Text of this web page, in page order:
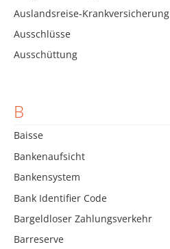
Auslandsreise-Krankversicherung
Ausschlüsse
Ausschüttung
B
Baisse
Bankenaufsicht
Bankensystem
Bank Identifier Code
Bargeldloser Zahlungsverkehr
Barreserve